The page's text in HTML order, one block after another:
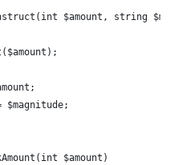
$amount, string
$magnitude;
$amount)